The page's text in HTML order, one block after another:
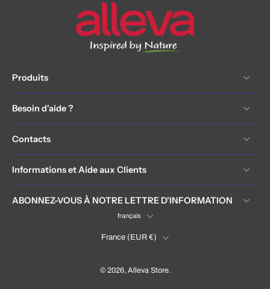
Produits
Besoin d'aide ?
Contacts
Informations et Aide aux Clients
ABONNEZ-VOUS À NOTRE LETTRE D'INFORMATION
français
France ‎(EUR €)‎
© 2026, Alleva Store.